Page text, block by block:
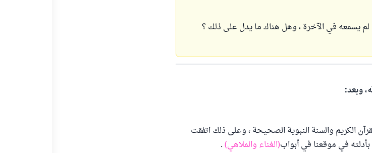
يسمعه في الآخرة ، وهل هناك ما يدل على ذلك ؟
وبعد:
الكريم والسنة النبوية الصحيحة ، وعلى ذلك اتفقت
في موقعنا في أبواب(الغناء والملاهي).